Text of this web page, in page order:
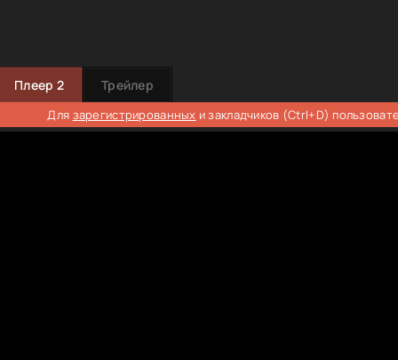
Плеер 2 Трейлер
Для зарегистрированных и закладчиков (Ctrl+D)